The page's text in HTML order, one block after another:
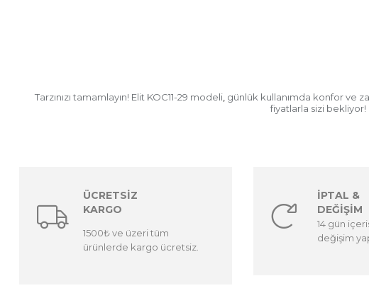
Tarzınızı tamamlayın! Elit KOC11-29 modeli, günlük kullanımda konfor ve
fiyatlarla sizi
ÜCRETSİZ
KARGO
1500₺ ve üzeri tüm
ürünlerde kargo ücretsiz.
İPTAL &
DEĞİŞİM
14 gün
değişim